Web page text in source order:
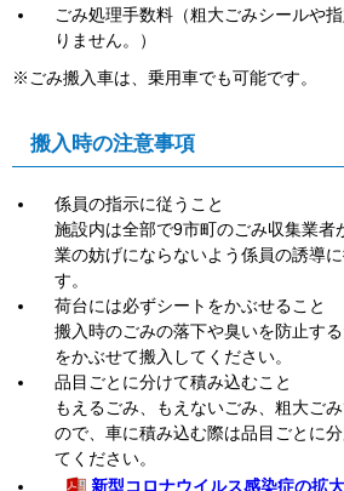
ごみ処理手数料（粗大ごみシールや
りません。）
※ごみ搬入車は、乗用車でも可能です。
搬入時の注意事項
係員の指示に従うこと
施設内は全部で9市町のごみ収集業者
業の妨げにならないよう係員の誘導
す。
荷台には必ずシートをかぶせること
搬入時のごみの落下や臭いを防止す
をかぶせて搬入してください。
品目ごとに分けて積み込むこと
もえるごみ、もえないごみ、粗大ご
ので、車に積み込む際は品目ごとに
てください。
新型コロナウイルス感染症の拡